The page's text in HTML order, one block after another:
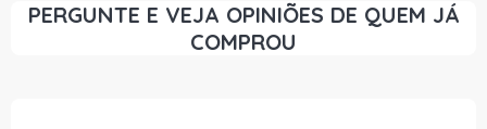
PERGUNTE E VEJA OPINIÕES DE QUEM JÁ
COMPROU